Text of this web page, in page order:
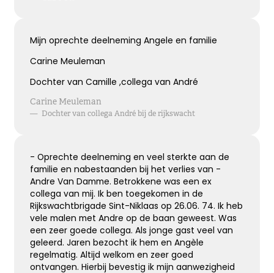
Mijn oprechte deelneming Angele en familie
Carine Meuleman
Dochter van Camille ,collega van André
Carine Meuleman
— Dochter van collega André bij de rijkswacht
- Oprechte deelneming en veel sterkte aan de
familie en nabestaanden bij het verlies van -
Andre Van Damme. Betrokkene was een ex
collega van mij. Ik ben toegekomen in de
Rijkswachtbrigade Sint-Niklaas op 26.06. 74. Ik heb
vele malen met Andre op de baan geweest. Was
een zeer goede collega. Als jonge gast veel van
geleerd. Jaren bezocht ik hem en Angèle
regelmatig. Altijd welkom en zeer goed
ontvangen. Hierbij bevestig ik mijn aanwezigheid
Een dierbaar, geliefd persoon.
Veel sterkte toegewenst!
Kies dit gedicht
Broosheid van het leven
We beseffen nu meer dan ooit,
hoe broos en kwetsbaar het leven is.
Mijn oprechte deelneming
Kies dit gedicht